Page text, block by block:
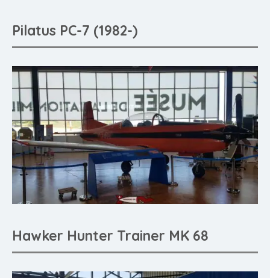
Pilatus PC-7 (1982-)
Hawker Hunter Trainer MK 68